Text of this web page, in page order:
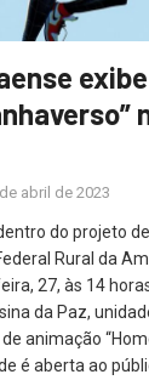
abril de 2023
do projeto
Rural da
27, às 14
da Paz,
animação
é aberta ao